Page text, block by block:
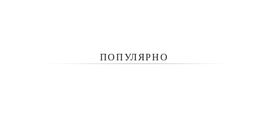
ПОПУЛЯРНО